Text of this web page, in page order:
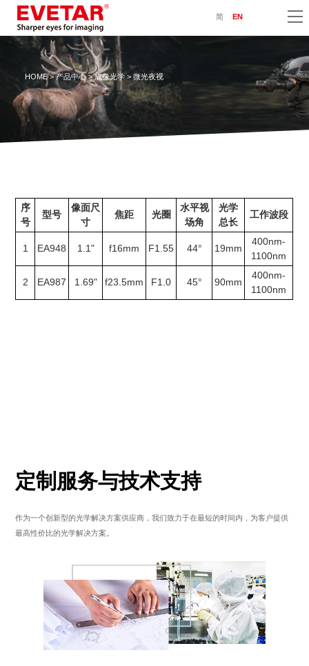
简 EN
HOME>产品中心>成像光学> 微光夜视
序
号
型号
像面尺
寸
焦距 光圈
水平视
场角
光学
总长
工作波段
1 EA948 1.1" f16mm F1.55 44° 19mm
400nm-
1100nm
2 EA987 1.69" f23.5mm F1.0 45° 90mm
400nm-
1100nm
定制服务与技术支持
作为一个创新型的光学解决方案供应商，我们致力于在最短的时间内，为客户提供
最高性价比的光学解决方案。